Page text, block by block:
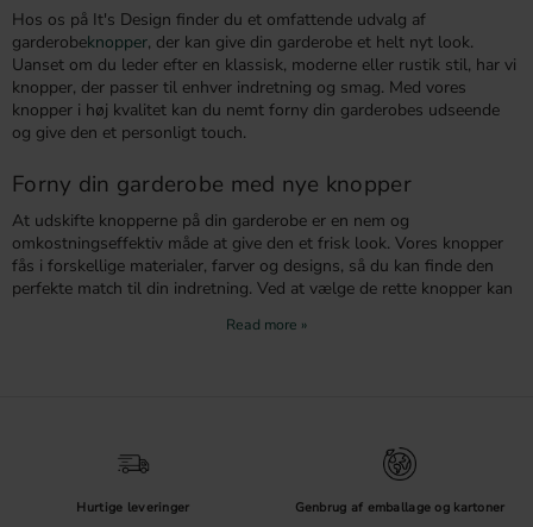
Hos os på It's Design finder du et omfattende udvalg af
garderobeknopper, der kan give din garderobe et helt nyt look.
Uanset om du leder efter en klassisk, moderne eller rustik stil, har vi
knopper, der passer til enhver indretning og smag. Med vores
knopper i høj kvalitet kan du nemt forny din garderobes udseende
og give den et personligt touch.
Forny din garderobe med nye knopper
At udskifte knopperne på din garderobe er en nem og
omkostningseffektiv måde at give den et frisk look. Vores knopper
fås i forskellige materialer, farver og designs, så du kan finde den
perfekte match til din indretning. Ved at vælge de rette knopper kan
praktisk med større knopper, der giver et godt greb, mens mindre
knopper passer bedre til mindre låger eller
. Vores knopper er
at de fungerer som stilfulde detaljer i din indretning.
Hurtige leveringer Genbrug af emballage og kartoner